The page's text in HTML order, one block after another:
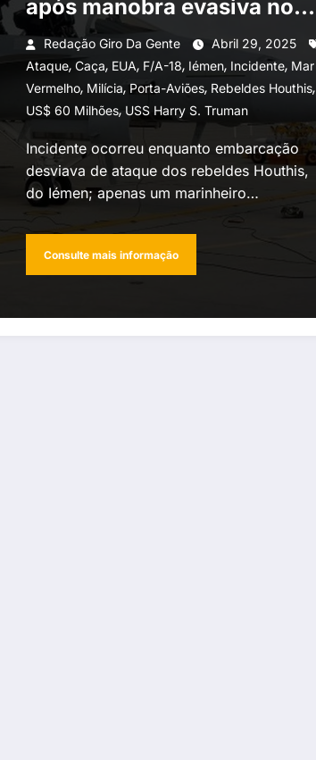
após manobra evasiva no
Mar Vermelho
Redação Giro Da Gente
Abril 29, 2025
Ataque, Caça, EUA, F/A-18, Iémen, Incidente, Mar
Vermelho, Milícia,Porta-Aviões, Rebeldes Houthis,
US$ 60 Milhões, USS Harry S. Truman
Incidente ocorreu enquanto embarcação
desviava de ataque dos rebeldes Houthis,
do Iémen; apenas um marinheiro…
Consulte mais informação